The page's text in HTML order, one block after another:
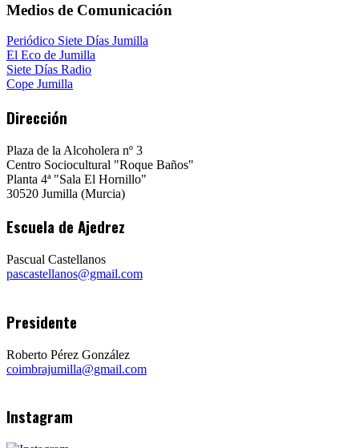
Medios de Comunicación
Periódico Siete Días Jumilla
El Eco de Jumilla
Siete Días Radio
Cope Jumilla
Dirección
Plaza de la Alcoholera nº 3
Centro Sociocultural "Roque Baños"
Planta 4ª "Sala El Hornillo"
30520 Jumilla (Murcia)
Escuela de Ajedrez
Pascual Castellanos
pascastellanos@gmail.com
Presidente
Roberto Pérez González
coimbrajumilla@gmail.com
Instagram